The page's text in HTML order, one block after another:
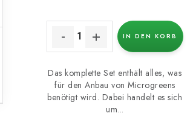
r
u
n
g
IN DEN KORB
Das komplette Set enthält alles, was
für den Anbau von Microgreens
benötigt wird. Dabei handelt es sich
um...